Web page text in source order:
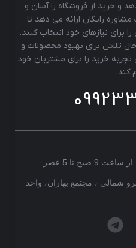
و خرید از فروشگاه را آسان و
رایگان ارائه می دهد تا
برای نیازهای خود انتخاب کنند.
تلاش برای بهبود محصولات و
خرید را برای مشتریان خود
کند.
صبح تا 5 عصر
شمالی ، مجتمع بهاران، واحد